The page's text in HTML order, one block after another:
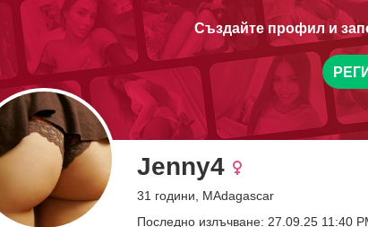
Създайте профил и
Jenny4
31 години, MAdagascar
Последно излъчване: 27.09.25 11:40